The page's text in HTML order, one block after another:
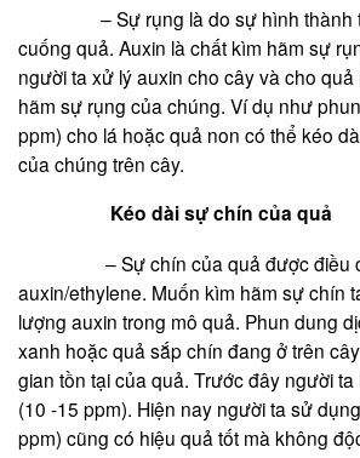
– Sự rụng là do sự hình thành
cuống quả. Auxin là chất kìm hãm sự
người ta xử lý auxin cho cây và cho
hãm sự rụng của chúng. Ví dụ như
ppm) cho lá hoặc quả non có thể kéo
của chúng trên cây.
Kéo dài sự chín của quả
– Sự chín của quả được điều
auxin/ethylene. Muốn kìm hãm sự chín
lượng auxin trong mô quả. Phun dung
xanh hoặc quả sắp chín đang ở trên
gian tồn tại của quả. Trước đây người
(10 -15 ppm). Hiện nay người ta sử
ppm) cũng có hiệu quả tốt mà không